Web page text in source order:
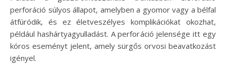
perforáció súlyos állapot, amelyben a gyomor vagy a bélfal
átfúródik, és ez életveszélyes komplikációkat okozhat,
például hashártyagyulladást. A perforáció jelensége itt egy
kóros eseményt jelent, amely sürgős orvosi beavatkozást
igényel.